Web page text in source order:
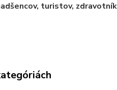
turistov,